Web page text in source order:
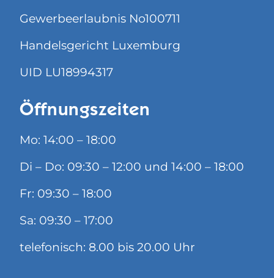
Gewerbeerlaubnis No100711
Handelsgericht Luxemburg
UID LU18994317
Öffnungszeiten
Mo: 14:00 – 18:00
Di – Do: 09:30 – 12:00 und 14:00 – 18:00
Fr: 09:30 – 18:00
Sa: 09:30 – 17:00
telefonisch: 8.00 bis 20.00 Uhr